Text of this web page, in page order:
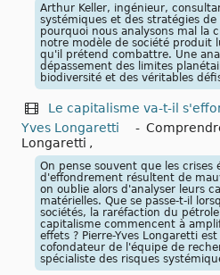
Arthur Keller, ingénieur,
systémiques et des stratégies
pourquoi nous analysons mal la
notre modèle de société produit
qu'il prétend combattre. Une
dépassement des limites
biodiversité et des véritables
Le capitalisme va-t-il
Yves Longaretti
-
Longaretti ,
On pense souvent que les crises
d'effondrement résultent de
on oublie alors d'analyser leurs
matérielles. Que se passe-t-il
sociétés, la raréfaction du
capitalisme commencent à
effets ? Pierre-Yves Longaretti
cofondateur de l'équipe de
spécialiste des risques